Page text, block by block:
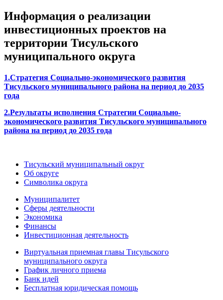
Информация о реализации
инвестиционных проектов на
территории Тисульского
муниципального округа
1.Стратегия Социально-экономического развития
Тисульского муниципального района на период до 2035
года
2.Результаты исполнения Стратегии Социально-
экономического развития Тисульского муниципального
района на период до 2035 года
Тисульский муниципальный округ
Об округе
Символика округа
Муниципалитет
Сферы деятельности
Экономика
Финансы
Инвестиционная деятельность
Виртуальная приемная главы Тисульского
муниципального округа
График личного приема
Банк идей
Бесплатная юридическая помощь